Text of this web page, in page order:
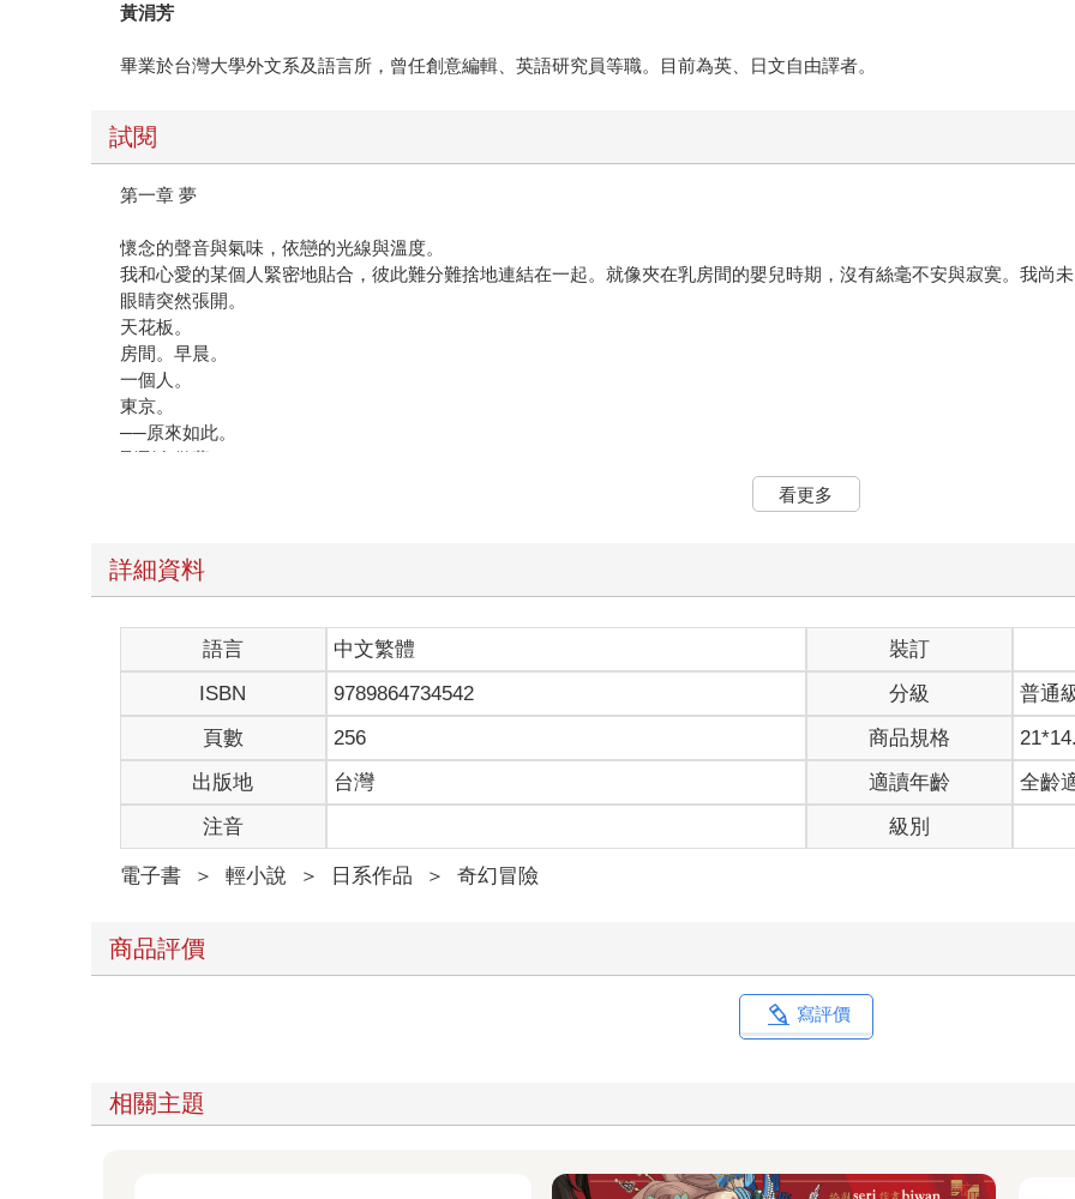
黃涓芳
畢業於台灣大學外文系及語言所，曾任創意編輯、英語研究員等職。目前為英、日文自由譯者。
試閱
第一章 夢
懷念的聲音與氣味，依戀的光線與溫度。
我和心愛的某個人緊密地貼合，彼此難分難捨地連結在一起。就像夾在乳房間的嬰兒時期，沒有絲毫不安與寂寞。我尚
眼睛突然張開。
天花板。
房間。早晨。
一個人。
東京。
──原來如此。
剛剛在做夢。
僅僅在這大約兩秒的時間裡，先前包覆著我的溫暖歸屬感已消失殆盡，不留痕跡，也沒有餘韻。由於太過突然，我還來
早上醒來時，我盯著右手，食指上沾著小小的水滴。前一刻的夢以及短暫沾濕眼角的淚水，都在不知不覺中乾涸了。
曾經，有過很重要的東西。
在這隻手上。
──搞不懂。
我放棄思考，下了床，走出房間前往洗手間。我邊洗臉邊覺得，自己之前好像也曾為了自來水的溫熱和味道感到驚訝。
我凝視鏡子，帶著些許不滿的臉從鏡子裡回瞪著我。
我看著鏡子綁起頭髮，穿上春天的套裝。
我打開公寓的門。
我穿過擁擠的車站驗票口，下了電扶梯，
我搭上通勤電車，靠在車門望著流動的風景。不論是大樓窗戶、車輛、天橋，街上到處都有許多人。
看更多
詳細資料
語言 中文繁體
裝訂
ISBN
9789864734542 分級
普通
頁數
256 商品規格
出版地
台灣 適讀年齡
全齡
注音
級別
電子書 ＞ 輕小說 ＞ 日系作品 ＞ 奇幻冒險
商品評價
寫評價
相關主題